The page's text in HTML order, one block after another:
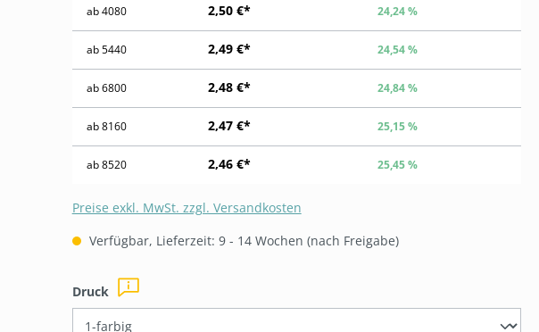
ab4080 2,50 €* 24,24 %
ab5440 2,49 €* 24,54 %
ab6800 2,48 €* 24,84 %
ab8160 2,47 €* 25,15 %
ab8520 2,46 €* 25,45 %
Preise exkl. MwSt. zzgl. Versandkosten
Verfügbar, Lieferzeit: 9 - 14 Wochen (nach Freigabe)
Druck
auswählen